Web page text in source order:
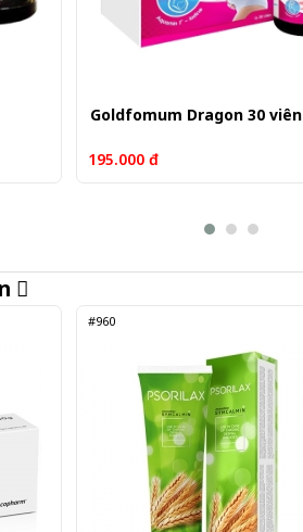
Goldfomum Dragon 30 viên
195.000 đ
#960